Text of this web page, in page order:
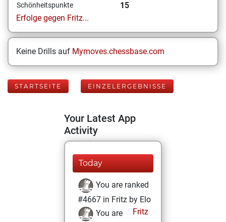
Schönheitspunkte
15
Erfolge gegen Fritz...
Keine Drills auf Mymoves.chessbase.com
STARTSEITE EINZELERGEBNISSE
Your Latest App
Activity
Today
You are ranked
#4667 in Fritz by Elo
Fritz
You are